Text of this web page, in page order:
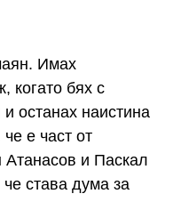
Имах
когато бях с
останах наистина
е част от
и Паскал
става дума за